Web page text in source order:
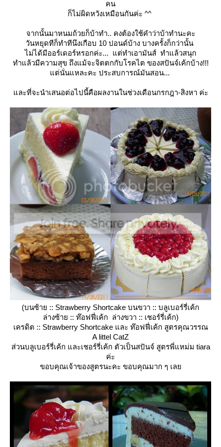
คน
ก็ไม่ผิดหวังเหมือนกันค่ะ ^^
จากนั้นมาหนมถ้วยก็บ้าทำ.. คงต้องใช้คำว่าบ้าทำนะคะ
วันหยุดทีก็ทำทีนึงเกือบ 10 ปอนด์บ้าง บางครั้งก็กว่านั้น
ไม่ได้มีออร์เดอร์หรอกค่ะ... แต่ทำเอามันส์ ทำแล้วสนุก
ทำแล้วมีความสุข ถึงแม้จะจิตตกกับโรคไต ของสปันจ์เค้กบ้าง!!!
ต่นั่นแหละคะ ประสบการณ์มันสอน...
ละที่จะนำเสนอต่อไปนี้คือผลงานในช่วงเดือนกรกฎา-สิงหา ค่ะ
(บนซ้าย :: Strawberry Shortcake บนขวา :: บลูเบอร์รี่เค้ก
ล่างซ้าย :: ท๊อฟฟี่เค้ก ล่างขวา :: เชอร์รี่เค้ก)
เครดิต :: Strawberry Shortcake และ ท๊อฟฟี่เค้ก สูตรคุณวรรณ
A littel CatZ
ส่วนบลูเบอร์รี่เค้ก และเชอร์รี่เค้ก ตัวเป็นสปันจ์ สูตรพี่แหม่ม tiara
ค่ะ
ขอบคุณเจ้าของสูตรนะคะ ขอบคุณมาก ๆ เล